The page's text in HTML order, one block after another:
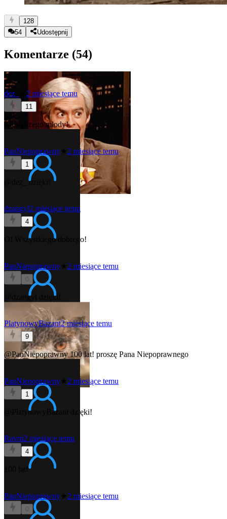
128
54
Udostępnij
Komentarze (54)
dez_ 2 miesiące temu
11
Najlepszego młody!
PanNiepoprawny 2 miesiące temu
1
dzięki!
dzangyl2 miesiące temu
4
O! Wszystkiego dobrego!
PanNiepoprawny 2 miesiące temu
0
@dzangyl dzięki!
PlatynowyBazant2 miesiące temu
9
@PanNiepoprawny100 lat! proszę Pana Niepoprawnego
PanNiepoprawny 2 miesiące temu
1
@PlatynowyBazant dzięki!
Ravm2 miesiące temu
4
PanNiepoprawny 2 miesiące temu
0